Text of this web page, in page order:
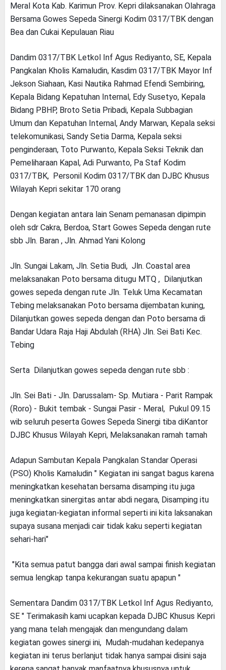
Meral Kota Kab. Karimun Prov. Kepri dilaksanakan Olahraga
Bersama Gowes Sepeda Sinergi Kodim 0317/TBK dengan
Bea dan Cukai Kepulauan Riau
Dandim 0317/TBK Letkol Inf Agus Rediyanto, SE, Kepala
Pangkalan Kholis Kamaludin, Kasdim 0317/TBK Mayor Inf
Jekson Siahaan, Kasi Nautika Rahmad Efendi Sembiring,
Kepala Bidang Kepatuhan Internal, Edy Susetyo, Kepala
Bidang PBHP, Broto Setia Pribadi, Kepala Subbagian
Umum dan Kepatuhan Internal, Andy Marwan, Kepala seksi
telekomunikasi, Sandy Setia Darma, Kepala seksi
penginderaan, Toto Purwanto, Kepala Seksi Teknik dan
Pemeliharaan Kapal, Adi Purwanto, Pa Staf Kodim
0317/TBK, Personil Kodim 0317/TBK dan DJBC Khusus
Wilayah Kepri sekitar 170 orang
Dengan kegiatan antara lain Senam pemanasan dipimpin
oleh sdr Cakra, Berdoa, Start Gowes Sepeda dengan rute
sbb Jln. Baran , Jln. Ahmad Yani Kolong
Jln. Sungai Lakam, Jln. Setia Budi, Jln. Coastal area
melaksanakan Poto bersama ditugu MTQ , Dilanjutkan
gowes sepeda dengan rute Jln. Teluk Uma Kecamatan
Tebing melaksanakan Poto bersama dijembatan kuning,
Dilanjutkan gowes sepeda dengan dan Poto bersama di
Bandar Udara Raja Haji Abdulah (RHA) Jln. Sei Bati Kec.
Tebing
Serta Dilanjutkan gowes sepeda dengan rute sbb :
Jln. Sei Bati - Jln. Darussalam- Sp. Mutiara - Parit Rampak
(Roro) - Bukit tembak - Sungai Pasir - Meral, Pukul 09.15
wib seluruh peserta Gowes Sepeda Sinergi tiba diKantor
DJBC Khusus Wilayah Kepri, Melaksanakan ramah tamah
Adapun Sambutan Kepala Pangkalan Standar Operasi
(PSO) Kholis Kamaludin " Kegiatan ini sangat bagus karena
meningkatkan kesehatan bersama disamping itu juga
meningkatkan sinergitas antar abdi negara, Disamping itu
juga kegiatan-kegiatan informal seperti ini kita laksanakan
supaya susana menjadi cair tidak kaku seperti kegiatan
sehari-hari"
"Kita semua patut bangga dari awal sampai finish kegiatan
semua lengkap tanpa kekurangan suatu apapun "
Sementara Dandim 0317/TBK Letkol Inf Agus Rediyanto,
SE " Terimakasih kami ucapkan kepada DJBC Khusus Kepri
yang mana telah mengajak dan mengundang dalam
kegiatan gowes sinergi ini, Mudah-mudahan kedepanya
kegiatan ini terus berlanjut tidak hanya sampai disini saja